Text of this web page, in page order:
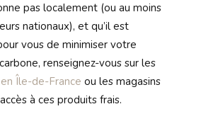
pas localement (ou au moins
nationaux), et qu’il est
vous de minimiser votre
renseignez-vous sur les
Île-de-France ou les magasins
à ces produits frais.